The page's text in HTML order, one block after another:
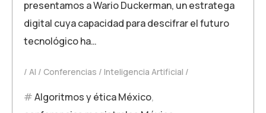
presentamos a Wario Duckerman, un estratega
digital cuya capacidad para descifrar el futuro
tecnológico ha…
AI Conferencias Inteligencia Artificial
Algoritmos y ética México,